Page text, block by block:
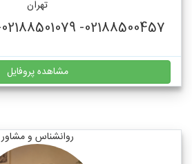
تهران
02188500457- 02188501079- 09336812687
مشاهده پروفایل
روانشناس و مشاور